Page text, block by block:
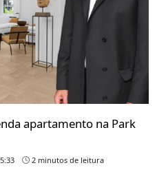
apartamento na Park
2 minutos de leitura